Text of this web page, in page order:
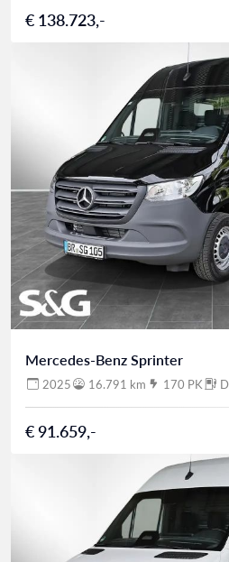
€ 138.723,-
Mercedes-Benz Sprinter
2025 16.791 km 170 PK
€ 91.659,-